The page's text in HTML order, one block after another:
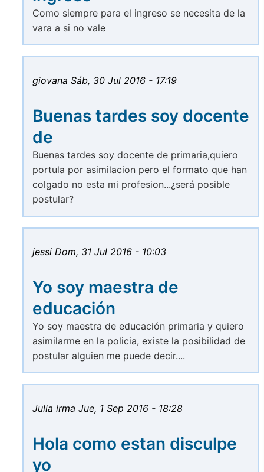
Como siempre para el ingreso se necesita de la
vara a si no vale
giovana Sáb, 30 Jul 2016 - 17:19
Buenas tardes soy docente
de
Buenas tardes soy docente de primaria,quiero
portula por asimilacion pero el formato que han
colgado no esta mi profesion...¿será posible
postular?
jessi Dom, 31 Jul 2016 - 10:03
Yo soy maestra de
educación
Yo soy maestra de educación primaria y quiero
asimilarme en la policia, existe la posibilidad de
postular alguien me puede decir....
Julia irma Jue, 1 Sep 2016 - 18:28
Hola como estan disculpe
yo